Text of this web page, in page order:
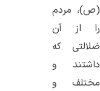
(ص)، مردم
را از آن
ضلالتی كه
داشتند و
مختلف و